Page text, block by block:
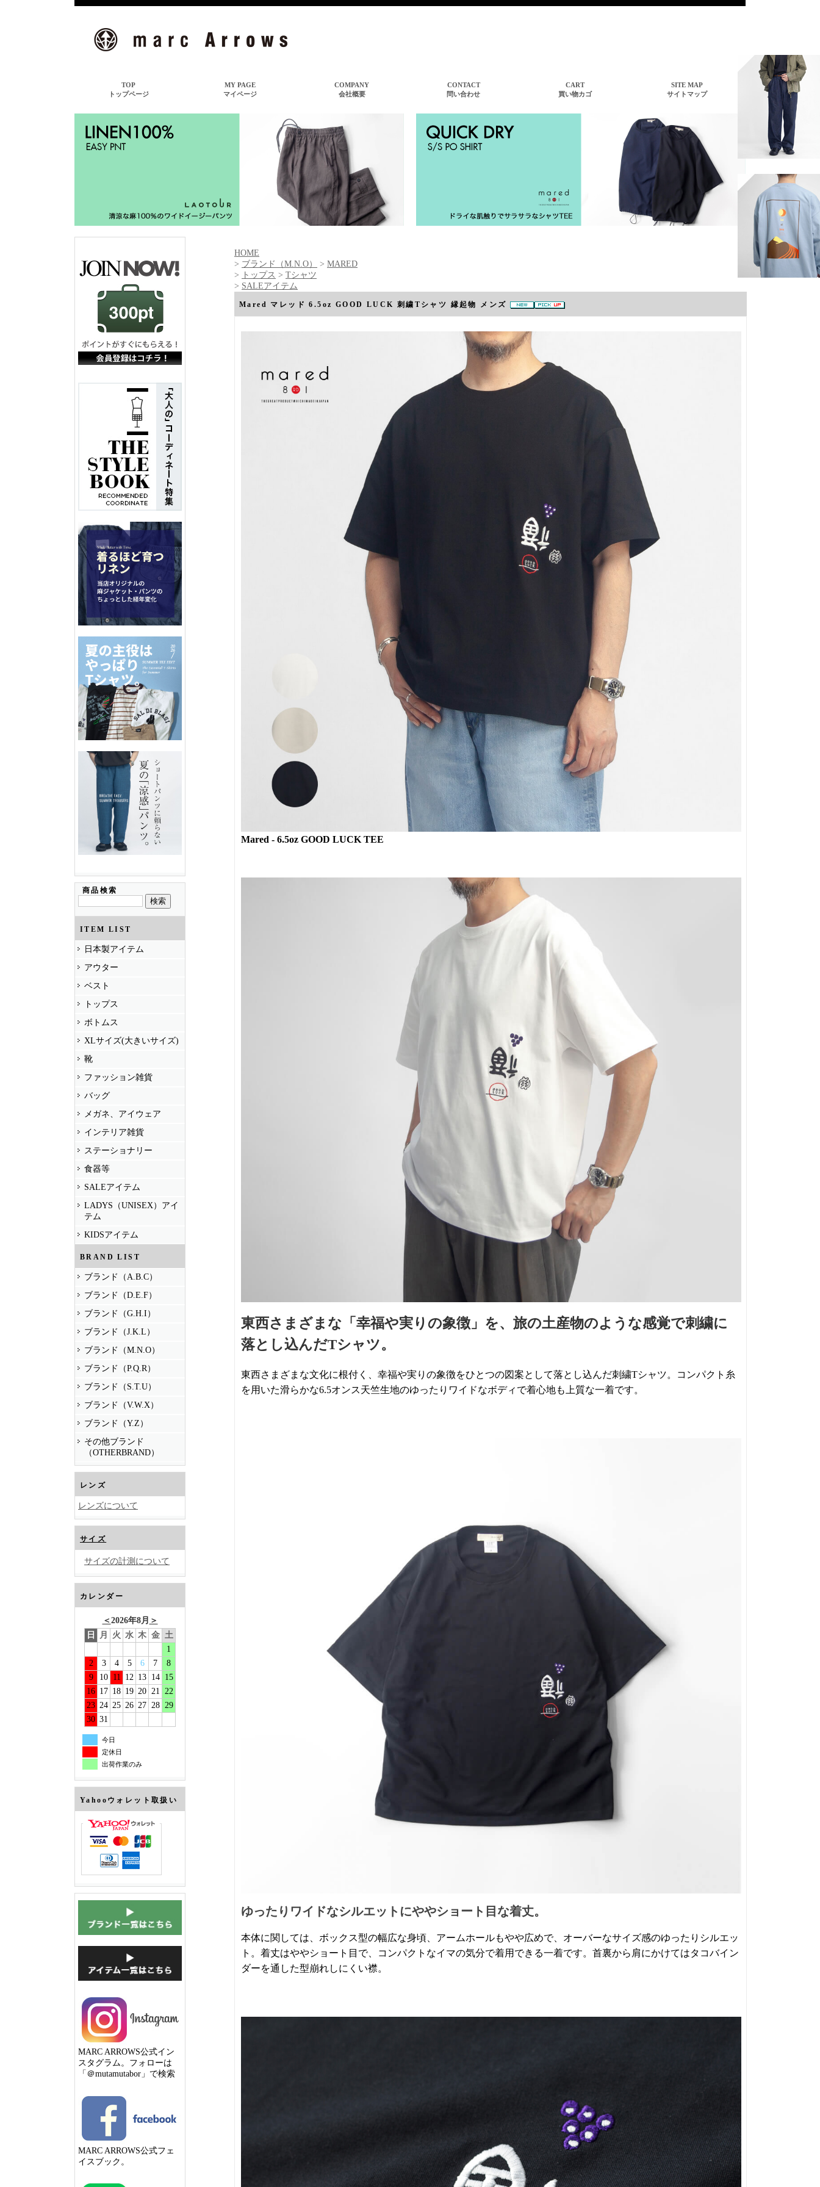
商品検索
ITEM LIST
日本製アイテム
アウター
ベスト
トップス
ボトムス
XLサイズ(大きいサイズ)
靴
ファッション雑貨
バッグ
メガネ、アイウェア
インテリア雑貨
ステーショナリー
食器等
SALEアイテム
LADYS（UNISEX）アイ
テム
KIDSアイテム
BRAND LIST
ブランド（A.B.C）
ブランド（D.E.F）
ブランド（G.H.I）
ブランド（J.K.L）
ブランド（M.N.O）
ブランド（P.Q.R）
ブランド（S.T.U）
ブランド（V.W.X）
ブランド（Y.Z）
その他ブランド
（OTHERBRAND）
レンズ
レンズについて
サイズ
サイズの計測について
カレンダー
＜ 2026年8月 ＞
日
月 火 水 木 金 土
1
2
3 4 5 6 7
8
9
10 11 12 13 14
15
16 17 18 19 20 21 22
23 24 25 26 27 28 29
30 31
今日
定休日
出荷作業のみ
Yahooウォレット取扱い
MARC ARROWS公式イン
スタグラム。フォローは
「＠mutamutabor」で検索
MARC ARROWS公式フェ
イスブック。
HOME
> ブランド（M.N.O） > MARED
>
トップス > Tシャツ
> SALEアイテム
Mared マレッド 6.5oz GOOD LUCK 刺繍Tシャツ 縁起物 メンズ
Mared - 6.5oz GOOD LUCK TEE
東西さまざまな「幸福や実りの象徴」を、旅の土産物のような感覚で刺繍に
落とし込んだTシャツ。
東西さまざまな文化に根付く、幸福や実りの象徴をひとつの図案として落とし込んだ刺繍Tシャツ。コンパクト糸
を用いた滑らかな6.5オンス天竺生地のゆったりワイドなボディで着心地も上質な一着です。
ゆったりワイドなシルエットにややショート目な着丈。
本体に関しては、ボックス型の幅広な身頃、アームホールもやや広めで、オーバーなサイズ感のゆったりシルエッ
ト。着丈はややショート目で、コンパクトなイマの気分で着用できる一着です。首裏から肩にかけてはタコバイン
ダーを通した型崩れしにくい襟。